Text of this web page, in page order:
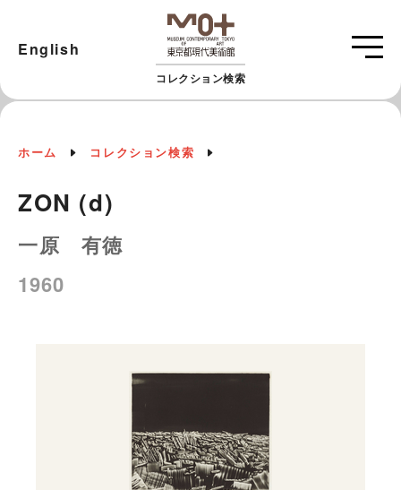
コレクション検索
English
ホーム コレクション検索
ZON (d)
一原 有徳
1960